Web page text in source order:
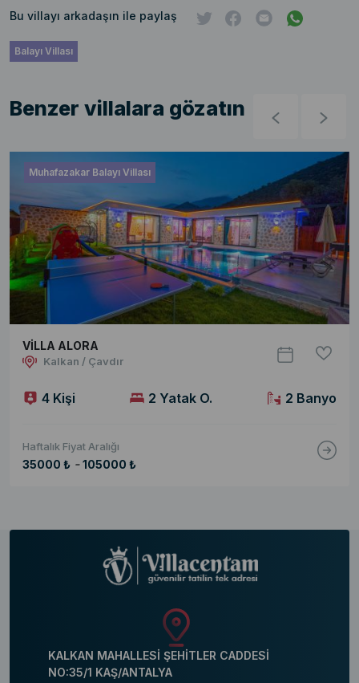
Bu villayı arkadaşın ile paylaş
Balayı Villası
Benzer villalara gözatın
Muhafazakar Balayı Villası
VİLLA ALORA
Kalkan / Çavdır
4 Kişi 2 Yatak O. 2 Banyo
Haftalık Fiyat Aralığı
35000 ₺ - 105000 ₺
KALKAN MAHALLESİ ŞEHİTLER CADDESİ
NO:35/1 KAŞ/ANTALYA